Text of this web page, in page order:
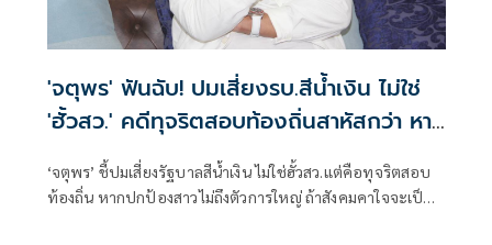
'จตุพร' ฟันฉับ! ปมเสี่ยงรบ.สีน้ำเงิน ไม่ใช่
'ฮั้วสว.' คดีทุจริตสอบท้องถิ่นสาหัสกว่า หาก
สังคมคาใจ
‘จตุพร’ ชี้ปมเสี่ยงรัฐบาลสีน้ำเงิน ไม่ใช่ฮั้วสว.แต่คือทุจริตสอบ
ท้องถิ่น หากปกป้องสาวไม่ถึงตัวการใหญ่ ถ้าสังคมคาใจจะเป็น